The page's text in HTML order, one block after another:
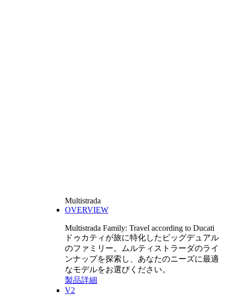
Multistrada
OVERVIEW
Multistrada Family: Travel according to Ducati
ドゥカティが旅に特化したビッグデュアル
のファミリー。ムルティストラーダのライ
ンナップを探索し、あなたのニーズに最適
なモデルをお選びください。
製品詳細
V2